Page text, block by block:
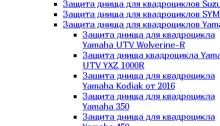
Защита днища для квадроциклов
Защита днища для квадроциклов SYM
Защита днища для квадроциклов
Защита днища для квадроцикла
Yamaha UTV Wolverine-R
Защита днища квадроцикла
UTV YXZ 1000R
Зашита днища для квадроцикла
Yamaha Kodiak от 2016
Защита днища для квадроцикла
Yamaha 350
Защита днища для квадроцикла